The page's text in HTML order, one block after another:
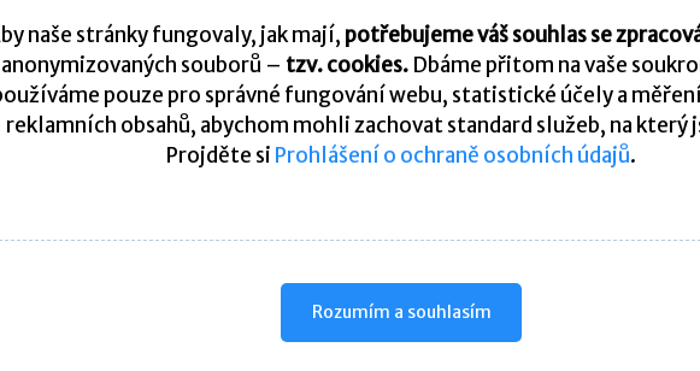
k dané problematice, a do konce roku 2013, resp. i u
2013, postupoval ve smyslu jejich závěrů, potom je nutné
vycházet z dále uvedených zásad.
ze základu daně „nerealizované“ kurzové zisky, měl by být
systémově, kdysoučasně s „nerealizovanými“ kurzovými
kurzové ztráty.
kurzových rozdílů musí být jednoznačně vymezena. To
vymezí
, u jakých cizoměnových rozvahových položek přesun
realizace požaduje.
naše stránky fungovaly, jak mají, potřebujeme váš souhlas se
anonymizovaných souborů – tzv. cookies. Dbáme přitom na vaše
pouze pro správné fungování webu, statistické účely a
reklamních obsahů, abychom mohli zachovat standard služeb, na který
Projděte si Prohlášení o ochraně osobních údajů.
Rozumím a souhlasím